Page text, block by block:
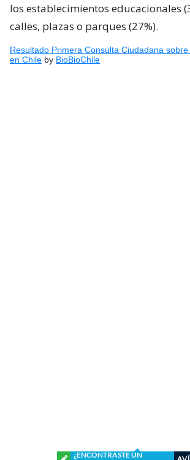
los establecimientos educacionales
calles, plazas o parques (27%).
Resultado Primera Consulta Ciudadana
en Chile by BioBioChile
¿ENCONTRASTE UN